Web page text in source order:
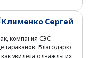
компания СЭС
тараканов. Благодарю
увидела однажды их